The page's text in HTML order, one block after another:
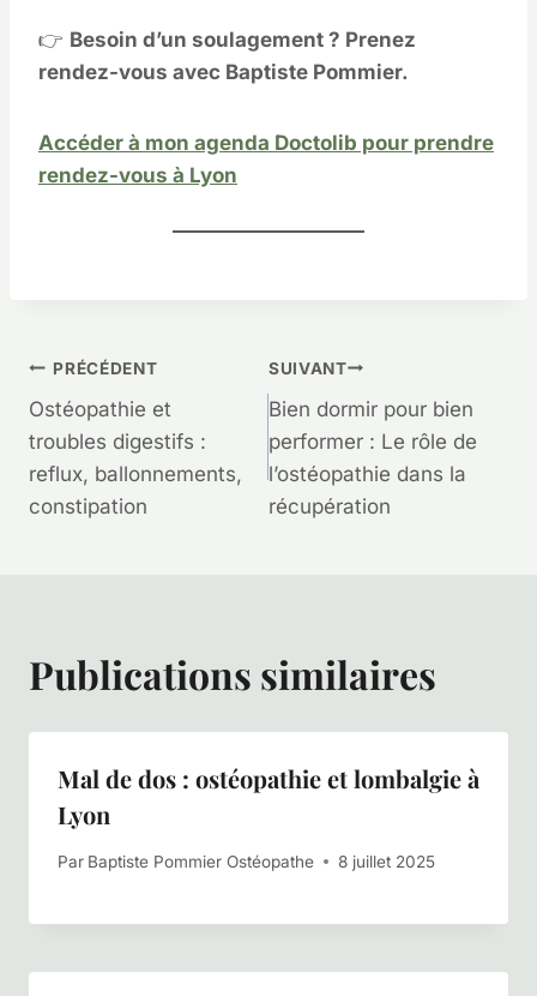
👉 Besoin d’un soulagement ? Prenez
rendez-vous avec Baptiste Pommier.
Accéder à mon agenda Doctolib pour prendre
rendez-vous à Lyon
Navigation
de
l’article
PRÉCÉDENT
Ostéopathie et
troubles digestifs :
reflux, ballonnements,
constipation
SUIVANT
Bien dormir pour bien
performer : Le rôle de
l’ostéopathie dans la
récupération
Publications similaires
Mal de dos : ostéopathie et lombalgie à
Lyon
Par Baptiste Pommier Ostéopathe 8 juillet 2025